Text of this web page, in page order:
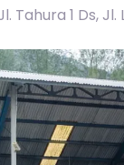
Tahura 1 Ds,